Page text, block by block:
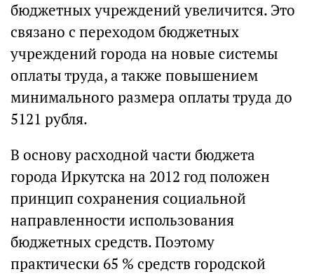
бюджетных учреждений увеличится. Это
связано с переходом бюджетных
учреждений города на новые системы
оплаты труда, а также повышением
минимального размера оплаты труда до
5121 рубля.
В основу расходной части бюджета
города Иркутска на 2012 год положен
принцип сохранения социальной
направленности использования
бюджетных средств. Поэтому
практически 65 % средств городской